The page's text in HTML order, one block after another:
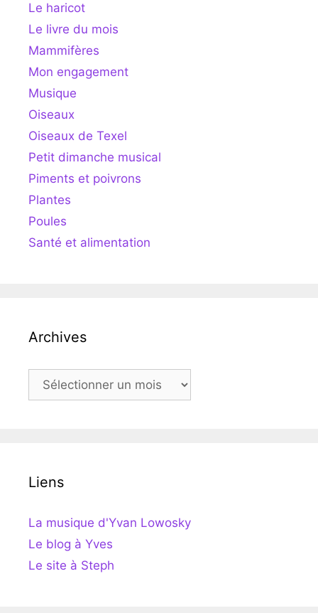
Le haricot
Le livre du mois
Mammifères
Mon engagement
Musique
Oiseaux
Oiseaux de Texel
Petit dimanche musical
Piments et poivrons
Plantes
Poules
Santé et alimentation
Archives
Archives
Liens
La musique d'Yvan Lowosky
Le blog à Yves
Le site à Steph